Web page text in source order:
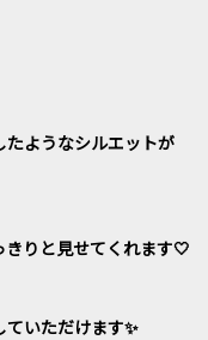
たようなシルエットが
りと見せてくれます🤍
いただけます✨